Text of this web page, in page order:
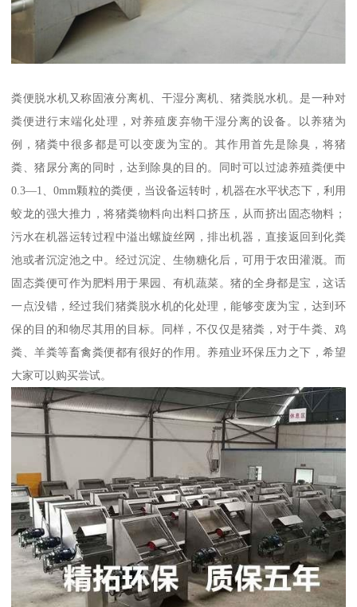
粪便脱水机又称固液分离机、干湿分离机、猪粪脱水机。是一种对
粪便进行末端化处理，对养殖废弃物干湿分离的设备。以养猪为
例，猪粪中很多都是可以变废为宝的。其作用首先是除臭，将猪
粪、猪尿分离的同时，达到除臭的目的。同时可以过滤养殖粪便中
0.3—1、0mm颗粒的粪便，当设备运转时，机器在水平状态下，利用
蛟龙的强大推力，将猪粪物料向出料口挤压，从而挤出固态物料；
污水在机器运转过程中溢出螺旋丝网，排出机器，直接返回到化粪
池或者沉淀池之中。经过沉淀、生物糖化后，可用于农田灌溉。而
固态粪便可作为肥料用于果园、有机蔬菜。猪的全身都是宝，这话
一点没错，经过我们猪粪脱水机的化处理，能够变废为宝，达到环
保的目的和物尽其用的目标。同样，不仅仅是猪粪，对于牛粪、鸡
粪、羊粪等畜禽粪便都有很好的作用。养殖业环保压力之下，希望
大家可以购买尝试。